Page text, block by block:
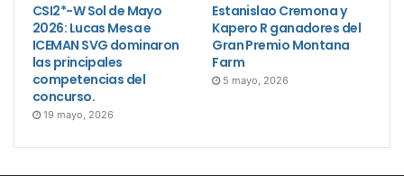
CSI2*-W Sol de Mayo
2026: Lucas Mesa e
ICEMAN SVG dominaron
las principales
competencias del
concurso.
19 mayo, 2026
Estanislao Cremona y
Kapero R ganadores del
Gran Premio Montana
Farm
5 mayo, 2026